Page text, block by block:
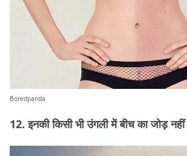
Boredpanda
12. इनकी किसी भी उंगली में बीच का जोड़